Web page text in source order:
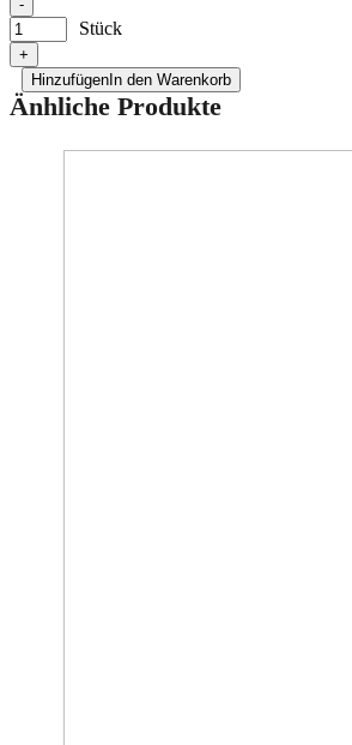
-
Stück
+
Hinzufügen In den Warenkorb
Änhliche Produkte